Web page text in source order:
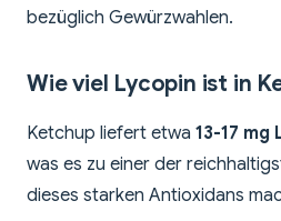
bezüglich Gewürzwahlen.
Wie viel Lycopin ist in
Ketchup liefert etwa 13-17 mg
was es zu einer der
dieses starken Antioxidans